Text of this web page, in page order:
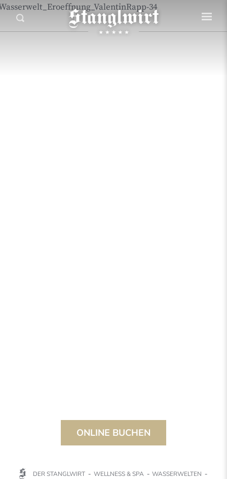
ONLINE BUCHEN
DER STANGLWIRT WELLNESS & SPA
WASSERWELTEN